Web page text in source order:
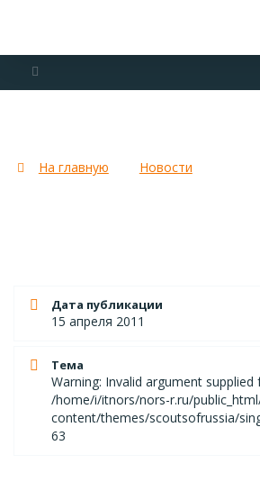
О СКАУТАХ
ДОКУМЕНТЫ
На главную Новости
Дата публикации
15 апреля 2011
Тема
Warning: Invalid argument
/home/i/itnors/nors-r.ru/
content/themes/scoutsofrussia/
63